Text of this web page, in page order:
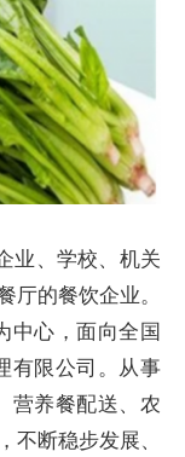
业、学校、机关
的餐饮企业。
中心，面向全国
有限公司。从事
营养餐配送、农
断稳步发展、